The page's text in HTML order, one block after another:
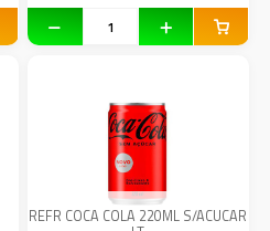
REFR COCA COLA 220ML S/ACUCAR